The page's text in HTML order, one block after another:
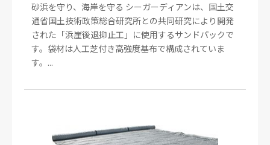
砂浜を守り、海岸を守る シーガーディアンは、国土交
通省国土技術政策総合研究所との共同研究により開発
された「浜崖後退抑止工」に使用するサンドパックで
す。袋材は人工芝付き高強度基布で構成されていま
す。...